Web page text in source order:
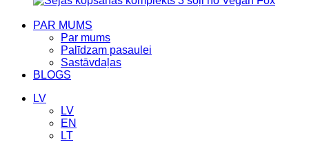
PAR MUMS
Par mums
Palīdzam pasaulei
Sastāvdaļas
BLOGS
LV
LV
EN
LT